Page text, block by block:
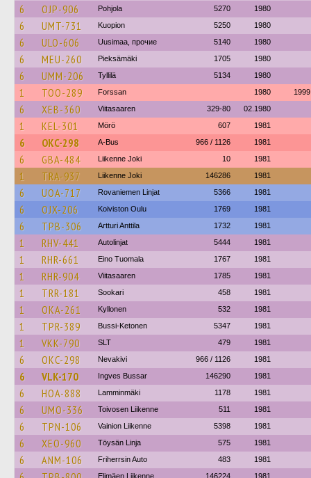
6 OJP-906 Pohjola 5270 1980
6 UMT-731 Kuopion 5250 1980
6 ULO-606 Uusimaa, прочие 5140 1980
6 MEU-260 Pieksämäki 1705 1980
6 UMM-206 Tyllilä 5134 1980
1 TOO-289 Forssan 1980 1999
6 XEB-360 Viitasaaren 329-80 02.1980
1 KEL-301 Mörö 607 1981
6 OKC-298 A-Bus 966 / 1126 1981
6 GBA-484 Liikenne Joki 10 1981
1 TRA-937 Liikenne Joki 146286 1981
6 UOA-717 Rovaniemen Linjat 5366 1981
6 OJX-206 Koiviston Oulu 1769 1981
6 TPB-306 Artturi Anttila 1732 1981
1 RHV-441 Autolinjat 5444 1981
1 RHR-661 Eino Tuomala 1767 1981
1 RHR-904 Viitasaaren 1785 1981
1 TRR-181 Sookari 458 1981
1 OKA-261 Kyllonen 532 1981
1 TPR-389 Bussi-Ketonen 5347 1981
1 VKK-790 SLT 479 1981
6 OKC-298 Nevakivi 966 / 1126 1981
6 VLK-170 Ingves Bussar 146290 1981
6 HOA-888 Lamminmäki 1178 1981
6 UMO-336 Toivosen Liikenne 511 1981
6 TPN-106 Vainion Liikenne 5398 1981
6 XEO-960 Töysän Linja 575 1981
6 ANM-106 Friherrsin Auto 483 1981
Elimäen Liikenne 146224 1981